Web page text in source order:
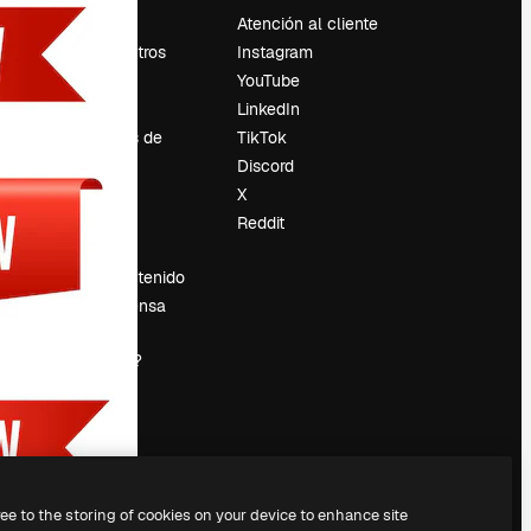
Precios
Sobre nosotros
Reviews
Empleo
Tendencias de
Blog
Vender contenido
Sala de prensa
magnific.ai?
Atención al cliente
Instagram
YouTube
LinkedIn
TikTok
Discord
X
Reddit
to the storing of cookies on your device to enhance site